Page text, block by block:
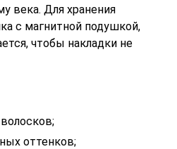
века. Для хранения
с магнитной подушкой,
чтобы накладки не
оттенков;